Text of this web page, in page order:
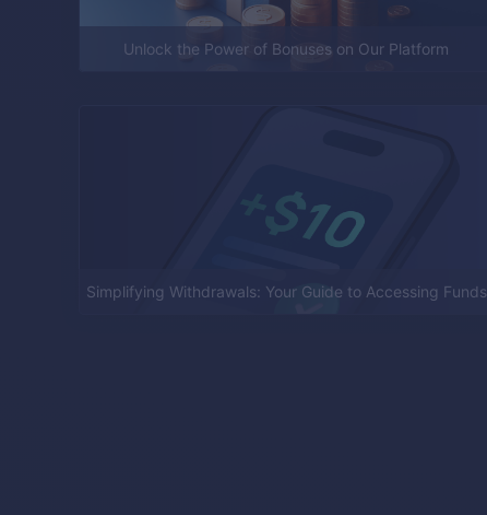
Unlock the Power of Bonuses on Our Platform
Simplifying Withdrawals: Your Guide to Accessing Funds